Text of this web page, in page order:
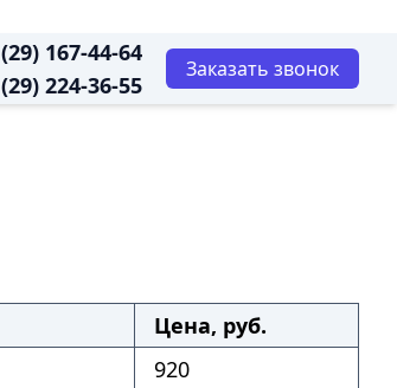
(29) 167-44-64
(29) 224-36-55
Заказать звонок
Цена, руб.
920